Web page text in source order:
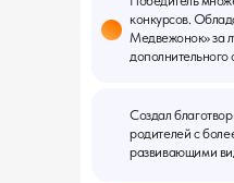
Создал
родителей с
развивающими
конкурсов.
Медвежонок» за
дополнительного